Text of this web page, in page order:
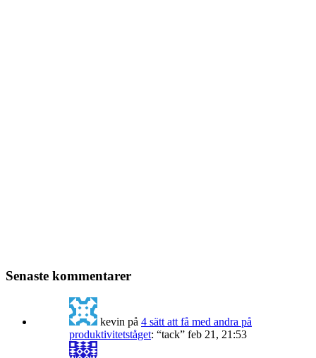
Senaste kommentarer
kevin på 4 sätt att få med andra på
produktivitetståget: “tack” feb 21, 21:53